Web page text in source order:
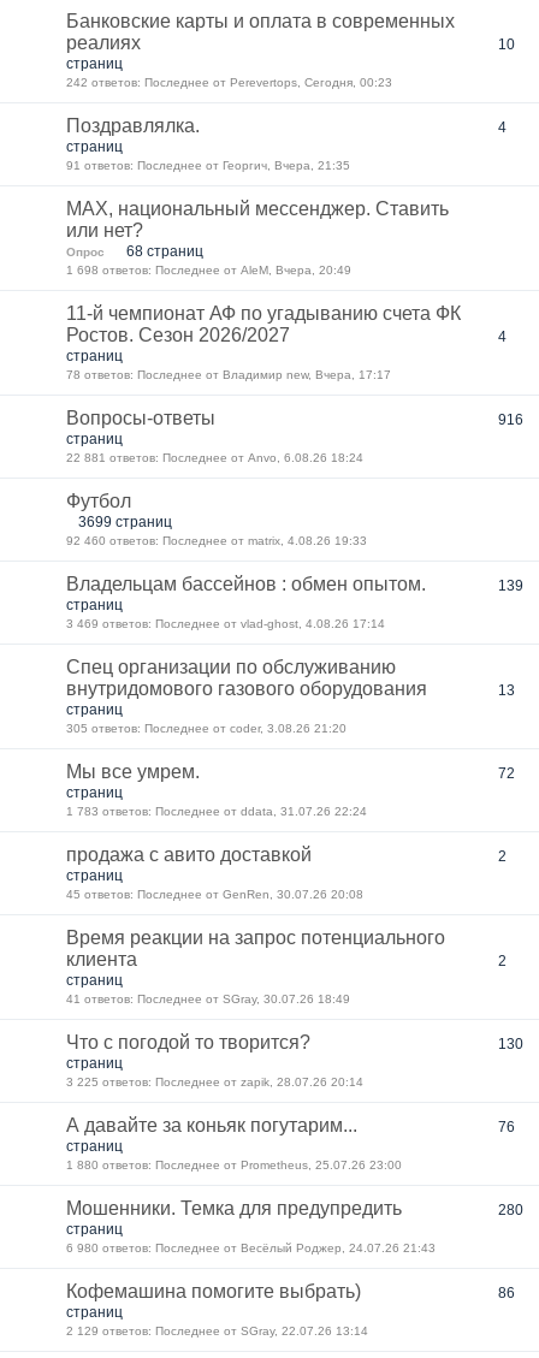
Банковские карты и оплата в современных
реалиях
10
страниц
242 ответов: Последнее от Perevertops, Сегодня, 00:23
Поздравлялка.
4
страниц
91 ответов: Последнее от Георгич, Вчера, 21:35
MAX, национальный мессенджер. Ставить
или нет?
Опрос 68 страниц
1 698 ответов: Последнее от AleM, Вчера, 20:49
11-й чемпионат АФ по угадыванию счета ФК
Ростов. Сезон 2026/2027
4
страниц
78 ответов: Последнее от Владимир new, Вчера, 17:17
Вопросы-ответы
916
страниц
22 881 ответов: Последнее от Anvo, 6.08.26 18:24
Футбол
3699 страниц
92 460 ответов: Последнее от matrix, 4.08.26 19:33
Владельцам бассейнов : обмен опытом.
139
страниц
3 469 ответов: Последнее от vlad-ghost, 4.08.26 17:14
Спец организации по обслуживанию
внутридомового газового оборудования
13
страниц
305 ответов: Последнее от coder, 3.08.26 21:20
Мы все умрем.
72
страниц
1 783 ответов: Последнее от ddata, 31.07.26 22:24
продажа с авито доставкой
2
страниц
45 ответов: Последнее от GenRen, 30.07.26 20:08
Время реакции на запрос потенциального
клиента
2
страниц
41 ответов: Последнее от SGray, 30.07.26 18:49
Что с погодой то творится?
130
страниц
3 225 ответов: Последнее от zapik, 28.07.26 20:14
А давайте за коньяк погутарим...
76
страниц
1 880 ответов: Последнее от Prometheus, 25.07.26 23:00
Мошенники. Темка для предупредить
280
страниц
6 980 ответов: Последнее от Весёлый Роджер, 24.07.26 21:43
Кофемашина помогите выбрать)
86
страниц
2 129 ответов: Последнее от SGray, 22.07.26 13:14